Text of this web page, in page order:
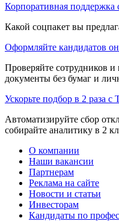
Корпоративная поддержка
Какой соцпакет вы
Оформляйте кандидатов
Проверяйте сотрудников
документы без бумаг и
Ускорьте подбор в 2 раза с
Автоматизируйте сбор
собирайте аналитику в 2
О компании
Наши вакансии
Партнерам
Реклама на сайте
Новости и статьи
Инвесторам
Кандидаты по